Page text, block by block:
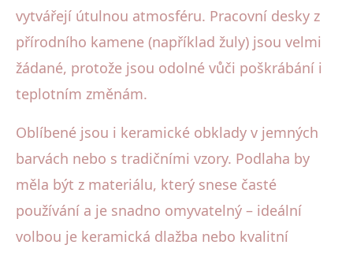
vytvářejí útulnou atmosféru. Pracovní desky z
přírodního kamene (například žuly) jsou velmi
žádané, protože jsou odolné vůči poškrábání i
teplotním změnám.
Oblíbené jsou i keramické obklady v jemných
barvách nebo s tradičními vzory. Podlaha by
měla být z materiálu, který snese časté
používání a je snadno omyvatelný – ideální
volbou je keramická dlažba nebo kvalitní